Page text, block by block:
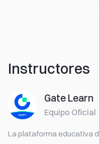
Instructores
Gate Learn
Equipo Oficial
La plataforma educativa